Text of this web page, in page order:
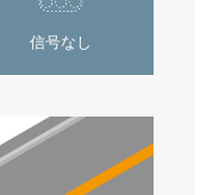
信号なし